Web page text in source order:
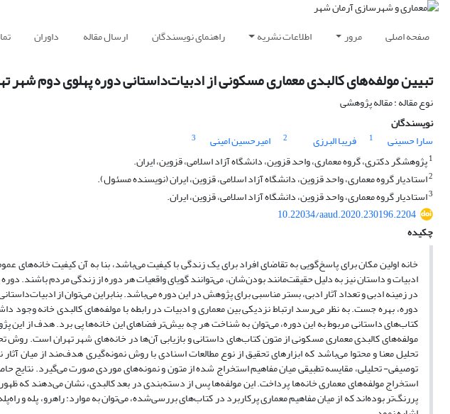
صفحه اصلی مرور اطلاعات نشریه راهنمای نویسندگان ارسال مقاله داوران
تبیین مولفه‌های کالبدی معماری مسکونی از ادبیات‌داستانی دوره پهلوی دوم شهر
نوع مقاله : مقاله پژوهشی
نویسندگان
سارا حسینی
1 فریبا البرزی 2 امیرحسین امینی
3
1پژوهشگر دکتری، گروه معماری، واحد قزوین، دانشگاه آزاد اسلامی، قزوین، ایران.
2استادیار گروه معماری، واحد قزوین، دانشگاه آزاد اسلامی، قزوین، ایران (نویسنده مسئول).
3استادیار گروه معماری، واحد قزوین، دانشگاه آزاد اسلامی، قزوین، ایران.
10.22034/aaud.2020.230196.2204
چکیده
خانه اولین مکان برای پاسخ‌گویی به تقاضای افراد برای یک زندگی با کیفیت می‌باشد، بنا به آن کیفیت
ادبیات و داستان نیز به دلیل حقیقت‌مانند بودن‌شان، می‌توانند گویای واقعیات هر دوره از زندگی مردم باشند.
در زمینه ادبی و تعداد آثار ادبی، بستر مناسبی برای پژوهش در این دوره می‌باشد. بنابراین می‌توان از
دوره، بهره جست. به نظر می‌رسد ارتباط نزدیکی بین معماری و ادبیات در رابطه با مولفه‌های کالبدی خانه
کتاب‌های داستانی مربوط به این دوره، می‌توان به شناخت هر چه بیش‌تر فضاهای این خانه‌ها پی ‌برد. هدف از این
مولفه‌های کالبدی معماری مسکونی از متون کتاب‌های داستانی و بازیابی آن‌ها در خانه‌های شهر تهران است.
تحلیل معنا و محتوا می‌باشد که ابزارهای تحقیق از نوع مطالعات اسنادی با روش نمونه‌گیری هدف‌مند از میان
توصیفی- تحلیلی، مقایسه تطبیقی میان مفاهیم استخراج شده از متون و نمونه‌های موردی صورت می‌گیرد. نتایج
استخراج مولفه‌های معماری خانه‌ها پرداخت. این مولفه‌ها پس از دسته‌بندی در بعد کالبدی، نشان‌ می‌دهند که
پررنگ‌تر بوده‌اند که از میان مفاهیم معماری پرکاربرد در کتاب‌های بررسی‌شده، می‌توان به موارد: راهرو، پله و